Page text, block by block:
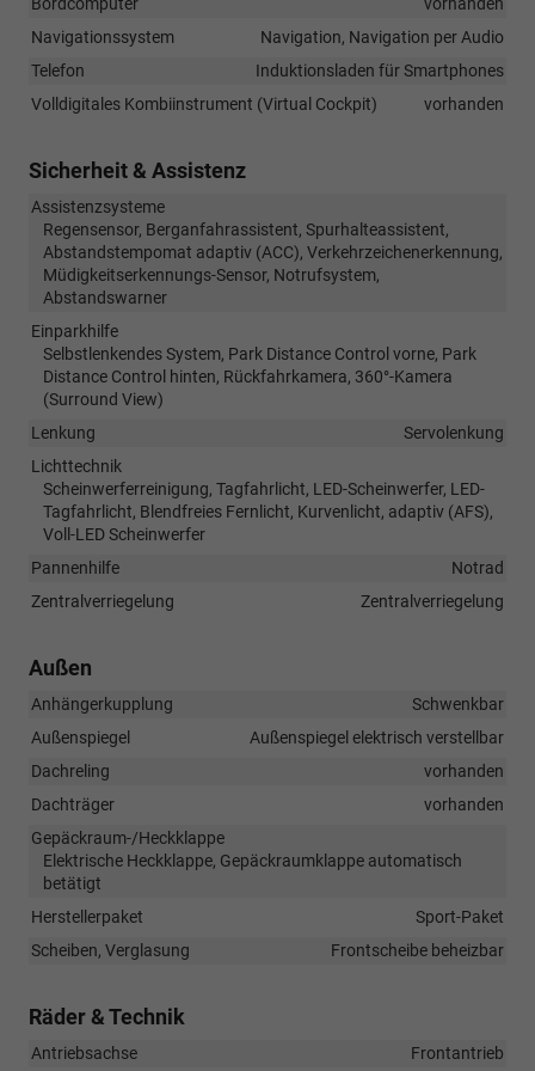
Navigationssystem
Navigation, Navigation per Audio
Telefon
Induktionsladen für Smartphones
Volldigitales Kombiinstrument (Virtual Cockpit)
vorhanden
Sicherheit & Assistenz
Assistenzsysteme
Regensensor, Berganfahrassistent, Spurhalteassistent,
Abstandstempomat adaptiv (ACC), Verkehrzeichenerkennung,
Müdigkeitserkennungs-Sensor, Notrufsystem,
Abstandswarner
Einparkhilfe
Selbstlenkendes System, Park Distance Control vorne, Park
Distance Control hinten, Rückfahrkamera, 360°-Kamera
(Surround View)
Lenkung
Servolenkung
Lichttechnik
Scheinwerferreinigung, Tagfahrlicht, LED-Scheinwerfer, LED-
Tagfahrlicht, Blendfreies Fernlicht, Kurvenlicht, adaptiv (AFS),
Voll-LED Scheinwerfer
Pannenhilfe
Notrad
Zentralverriegelung
Zentralverriegelung
Außen
Anhängerkupplung
Schwenkbar
Außenspiegel
Außenspiegel elektrisch verstellbar
Dachreling
vorhanden
Dachträger
vorhanden
Gepäckraum-/Heckklappe
Elektrische Heckklappe, Gepäckraumklappe automatisch
betätigt
Herstellerpaket
Sport-Paket
Scheiben, Verglasung
Frontscheibe beheizbar
Räder & Technik
Antriebsachse Frontantrieb